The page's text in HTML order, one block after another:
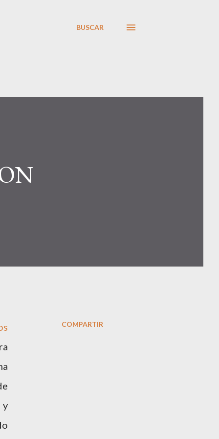
BUSCAR
y
COMPARTIR